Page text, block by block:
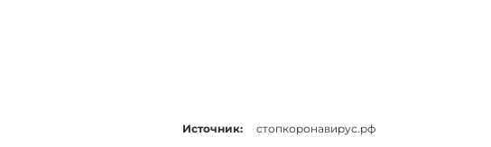
Источник: стопкоронавирус.рф